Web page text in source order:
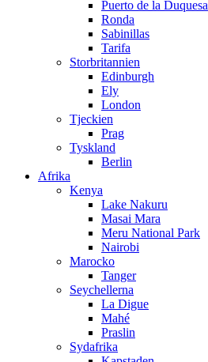
Puerto de la Duquesa
Ronda
Sabinillas
Tarifa
Storbritannien
Edinburgh
Ely
London
Tjeckien
Prag
Tyskland
Berlin
Afrika
Kenya
Lake Nakuru
Masai Mara
Meru National Park
Nairobi
Marocko
Tanger
Seychellerna
La Digue
Mahé
Praslin
Sydafrika